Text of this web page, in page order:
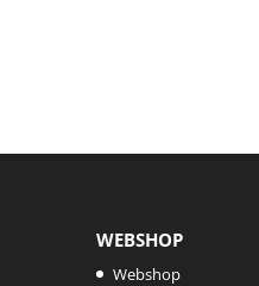
WEBSHOP
Webshop